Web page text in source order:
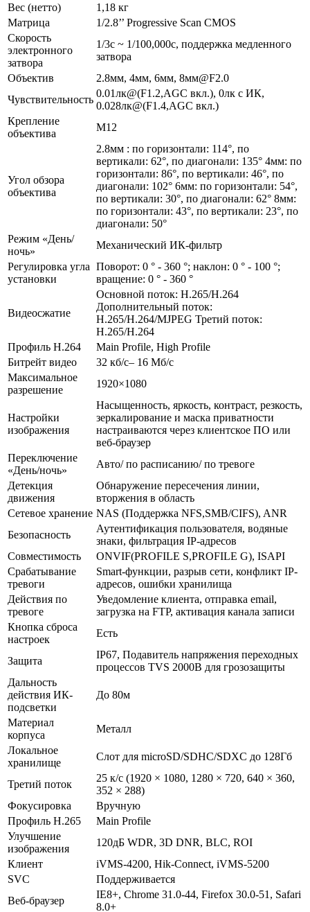
Вес (нетто)
1,18 кг
Матрица
1/2.8’’ Progressive Scan CMOS
Скорость
электронного
затвора
1/3с ~ 1/100,000с, поддержка медленного
затвора
Объектив
2.8мм, 4мм, 6мм, 8мм@F2.0
Чувствительность
0.01лк@(F1.2,AGC вкл.), 0лк с ИК,
0.028лк@(F1.4,AGC вкл.)
Крепление
объектива
M12
Угол обзора
объектива
2.8мм : по горизонтали: 114°, по
вертикали: 62°, по диагонали: 135° 4мм: по
горизонтали: 86°, по вертикали: 46°, по
диагонали: 102° 6мм: по горизонтали: 54°,
по вертикали: 30°, по диагонали: 62° 8мм:
по горизонтали: 43°, по вертикали: 23°, по
диагонали: 50°
Режим «День/
ночь»
Механический ИК-фильтр
Регулировка угла
установки
Поворот: 0 ° - 360 °; наклон: 0 ° - 100 °;
вращение: 0 ° - 360 °
Видеосжатие
Основной поток: H.265/H.264
Дополнительный поток:
H.265/H.264/MJPEG Третий поток:
H.265/H.264
Профиль H.264
Main Profile, High Profile
Битрейт видео
32 кб/с– 16 Мб/с
Максимальное
разрешение
1920×1080
Настройки
изображения
Насыщенность, яркость, контраст, резкость,
зеркалирование и маска приватности
настраиваются через клиентское ПО или
веб-браузер
Переключение
«День/ночь»
Авто/ по расписанию/ по тревоге
Детекция
движения
Обнаружение пересечения линии,
вторжения в область
Сетевое хранение NAS (Поддержка NFS,SMB/CIFS), ANR
Безопасность
Аутентификация пользователя, водяные
знаки, фильтрация IP-адресов
Совместимость
ONVIF(PROFILE S,PROFILE G), ISAPI
Срабатывание
тревоги
Smart-функции, разрыв сети, конфликт IP-
адресов, ошибки хранилища
Действия по
тревоге
Уведомление клиента, отправка email,
загрузка на FTP, активация канала записи
Кнопка сброса
настроек
Есть
Защита
IP67, Подавитель напряжения переходных
процессов TVS 2000В для грозозащиты
Дальность
действия ИК-
подсветки
До 80м
Материал
корпуса
Металл
Локальное
хранилище
Слот для microSD/SDHC/SDXC до 128Гб
Третий поток
25 к/с (1920 × 1080, 1280 × 720, 640 × 360,
352 × 288)
Фокусировка
Вручную
Профиль H.265
Main Profile
Улучшение
изображения
120дБ WDR, 3D DNR, BLC, ROI
Клиент
iVMS-4200, Hik-Connect, iVMS-5200
SVC
Поддерживается
Веб-браузер
IE8+, Chrome 31.0-44, Firefox 30.0-51, Safari
8.0+